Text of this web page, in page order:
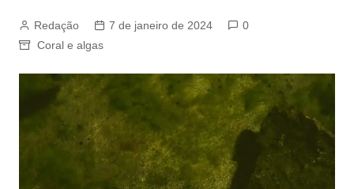
Redação 7 de janeiro de 2024
0
Coral e algas